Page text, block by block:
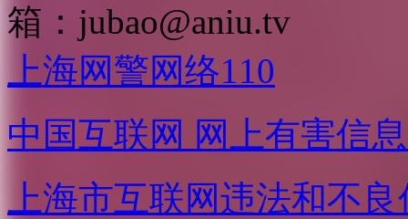
箱： jubao@aniu.tv
上海网警网络110
中国互联网 网上有害信
上海市互联网违法和不